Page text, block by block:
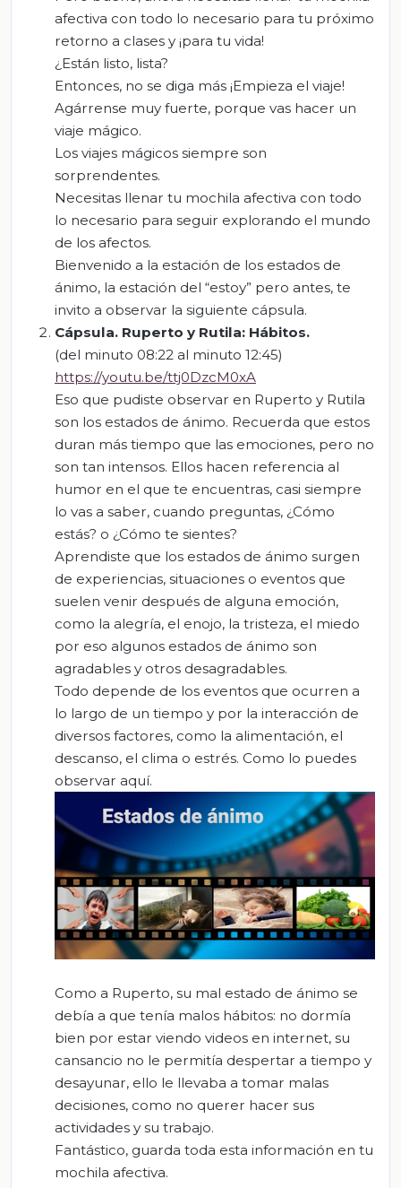
afectiva con todo lo necesario para tu próximo
retorno a clases y ¡para tu vida!
¿Están listo, lista?
Entonces, no se diga más ¡Empieza el viaje!
Agárrense muy fuerte, porque vas hacer un
viaje mágico.
Los viajes mágicos siempre son
sorprendentes.
Necesitas llenar tu mochila afectiva con todo
lo necesario para seguir explorando el mundo
de los afectos.
Bienvenido a la estación de los estados de
ánimo, la estación del “estoy” pero antes, te
invito a observar la siguiente cápsula.
Cápsula. Ruperto y Rutila: Hábitos.
(del minuto 08:22 al minuto 12:45)
https://youtu.be/ttj0DzcM0xA
Eso que pudiste observar en Ruperto y Rutila
son los estados de ánimo. Recuerda que estos
duran más tiempo que las emociones, pero no
son tan intensos. Ellos hacen referencia al
humor en el que te encuentras, casi siempre
lo vas a saber, cuando preguntas, ¿Cómo
estás? o ¿Cómo te sientes?
Aprendiste que los estados de ánimo surgen
de experiencias, situaciones o eventos que
suelen venir después de alguna emoción,
como la alegría, el enojo, la tristeza, el miedo
por eso algunos estados de ánimo son
agradables y otros desagradables.
Todo depende de los eventos que ocurren a
lo largo de un tiempo y por la interacción de
diversos factores, como la alimentación, el
descanso, el clima o estrés. Como lo puedes
observar aquí.
Como a Ruperto, su mal estado de ánimo se
debía a que tenía malos hábitos: no dormía
bien por estar viendo videos en internet, su
cansancio no le permitía despertar a tiempo y
desayunar, ello le llevaba a tomar malas
decisiones, como no querer hacer sus
actividades y su trabajo.
Fantástico, guarda toda esta información en tu
mochila afectiva.